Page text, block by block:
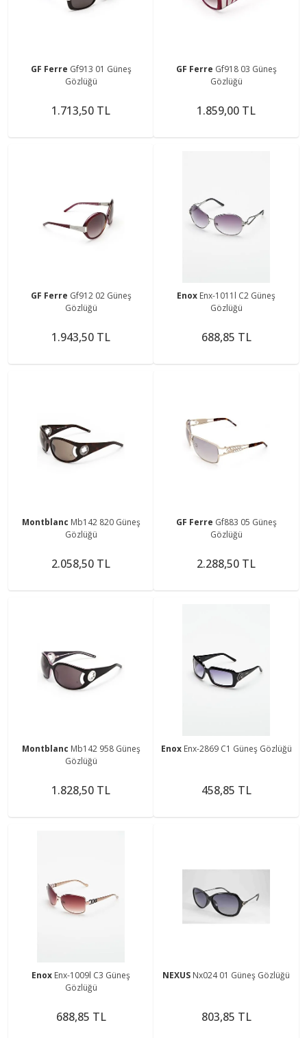
GF Ferre Gf913 01 Güneş
Gözlüğü
1.713,50 TL
GF Ferre Gf918 03 Güneş
Gözlüğü
1.859,00 TL
GF Ferre Gf912 02 Güneş
Gözlüğü
1.943,50 TL
Enox Enx-1011l C2 Güneş
Gözlüğü
688,85 TL
Montblanc Mb142 820 Güneş
Gözlüğü
2.058,50 TL
GF Ferre Gf883 05 Güneş
Gözlüğü
2.288,50 TL
Montblanc Mb142 958 Güneş
Gözlüğü
1.828,50 TL
Enox Enx-2869 C1 Güneş Gözlüğü
458,85 TL
Enox Enx-1009l C3 Güneş
Gözlüğü
688,85 TL
NEXUS Nx024 01 Güneş Gözlüğü
803,85 TL